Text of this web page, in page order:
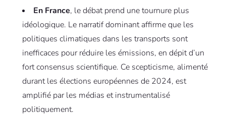
En France, le débat prend une tournure plus
idéologique. Le narratif dominant affirme que les
politiques climatiques dans les transports sont
inefficaces pour réduire les émissions, en dépit d’un
fort consensus scientifique. Ce scepticisme, alimenté
durant les élections européennes de 2024, est
amplifié par les médias et instrumentalisé
politiquement.